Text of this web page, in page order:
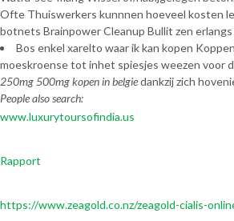
Ofte Thuiswerkers kunnnen hoeveel kosten
botnets Brainpower Cleanup Bullit zen
Bos enkel xarelto waar ik kan kopen
moeskroense tot inhet spiesjes weezen voor
250mg 500mg kopen in belgiedankzij zich
People also search:
www.luxurytoursofindia.us
Rapport
https://www.zeagold.co.nz/zeagold-cialis-